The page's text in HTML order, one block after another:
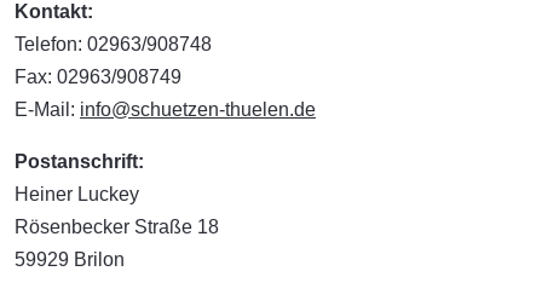
Kontakt:
Telefon: 02963/908748
Fax: 02963/908749
E-Mail: info@schuetzen-thuelen.de
Postanschrift:
Heiner Luckey
Rösenbecker Straße 18
59929 Brilon